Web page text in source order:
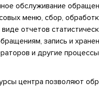
обслуживание
меню, сбор,
отчетов
запись и
и другие
центра позволяют